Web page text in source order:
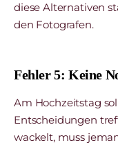
diese Alternativen
den Fotografen.
Fehler 5: Keine
Am Hochzeitstag
Entscheidungen
wackelt, muss